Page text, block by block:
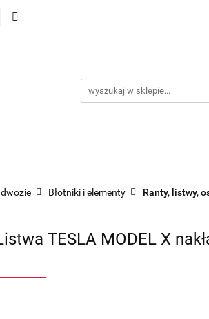
Błotniki i elementy Ranty, listwy,
TESLA MODEL X